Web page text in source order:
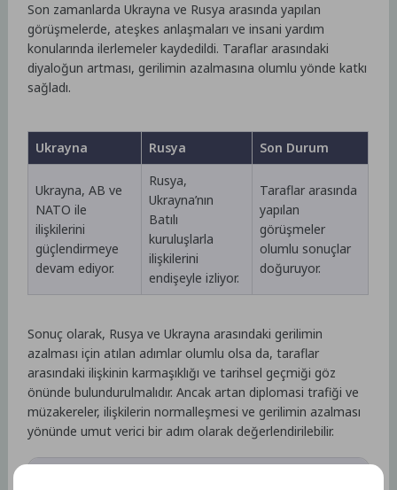
Son zamanlarda Ukrayna ve Rusya arasında yapılan
görüşmelerde, ateşkes anlaşmaları ve insani yardım
konularında ilerlemeler kaydedildi. Taraflar arasındaki
diyaloğun artması, gerilimin azalmasına olumlu yönde katkı
sağladı.
Ukrayna Rusya Son Durum
Ukrayna, AB ve
NATO ile
ilişkilerini
güçlendirmeye
devam ediyor.
Rusya,
Ukrayna’nın
Batılı
kuruluşlarla
ilişkilerini
endişeyle izliyor.
Taraflar arasında
yapılan
görüşmeler
olumlu sonuçlar
doğuruyor.
Sonuç olarak, Rusya ve Ukrayna arasındaki gerilimin
azalması için atılan adımlar olumlu olsa da, taraflar
arasındaki ilişkinin karmaşıklığı ve tarihsel geçmiği göz
önünde bulundurulmalıdır. Ancak artan diplomasi trafiği ve
müzakereler, ilişkilerin normalleşmesi ve gerilimin azalması
yönünde umut verici bir adım olarak değerlendirilebilir.